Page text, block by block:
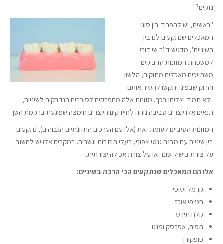
נזקים?
"ראשית, יש להפריד בין סוגי
המאכלים שנתקעים לנו בין
השיניים", מדגיש ד"ר שי דורי.
למשפחת המזונות הדביקים
משתייכים מאכלים מתוקים, הלשון
והרוק שבפינו יתקשו להסיר אותם
ולא תמיד יצליחו בכך. מזונות אלה מתפרקים לסוכרים הנדבקים לשיניים,
תנאים אלו יוצרים סביבה נוחה לחיידקים היוצרים חומצה שפוגעת ברקמת השן.
המזונות הסיביים לעומת זאת (אלו עם הערכים התזונתיים הגבוהים), נתקעים
בין שיניים עם מבנה גנטי צפוף, בעלי תותבות וגשרים. במקרים אלו יש לחשוב
על צורת בישול שונה או על צורת אכילה יצירתית.
אלו הם המאכלים שנתקעים הכי הרבה בשיניים:
קרמל וטופי
חטיפי אורז
קלח תירס
תפוח, אפרסק ומנגו
פופקורן